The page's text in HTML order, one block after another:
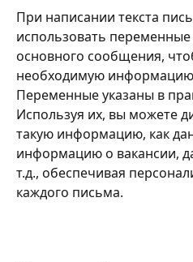
При написании текста
использовать
основного сообщения,
необходимую
Переменные указаны в
Используя их, вы можете
такую информацию, как
информацию о вакансии,
т.д., обеспечивая
каждого письма.